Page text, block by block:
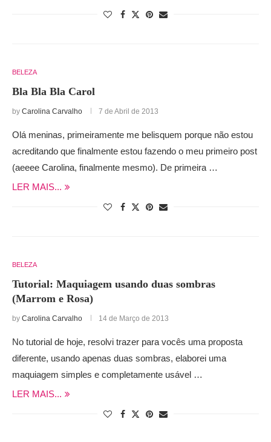
BELEZA
Bla Bla Bla Carol
by Carolina Carvalho 7 de Abril de 2013
Olá meninas, primeiramente me belisquem porque não estou
acreditando que finalmente estou fazendo o meu primeiro post
(aeeee Carolina, finalmente mesmo). De primeira …
LER MAIS...
BELEZA
Tutorial: Maquiagem usando duas sombras
(Marrom e Rosa)
by Carolina Carvalho 14 de Março de 2013
No tutorial de hoje, resolvi trazer para vocês uma proposta
diferente, usando apenas duas sombras, elaborei uma
maquiagem simples e completamente usável …
LER MAIS...